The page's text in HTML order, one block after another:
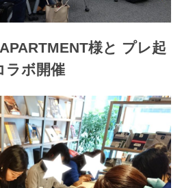
様と プレ起
ラボ開催